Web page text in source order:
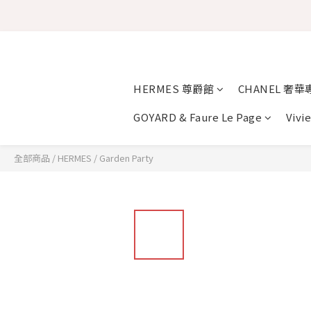
HERMES 尊爵館
CHANEL 奢華
GOYARD & Faure Le Page
全部商品 / HERMES / Garden Party